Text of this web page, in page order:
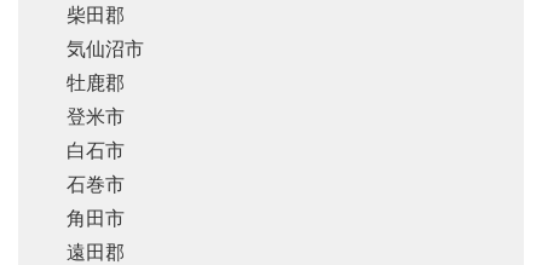
柴田郡
気仙沼市
牡鹿郡
登米市
白石市
石巻市
角田市
遠田郡